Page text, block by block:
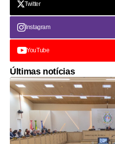
Twitter
Instagram
YouTube
Últimas notícias